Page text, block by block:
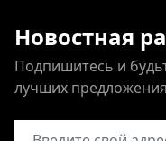
Новостная
Подпишитесь и
лучших
Адрес электронной